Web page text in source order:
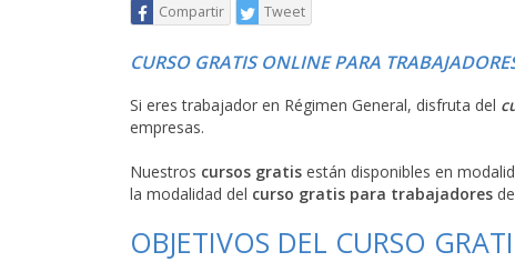
Compartir Tweet
CURSO GRATIS ONLINE PARA
Si eres trabajador en Régimen General, disfruta del
empresas.
Nuestros cursos gratis están disponibles en
la modalidad del curso gratis para trabajadores
OBJETIVOS DEL CURSO